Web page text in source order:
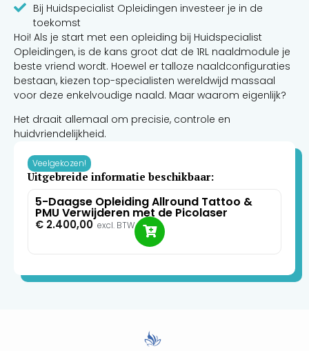
Bij Huidspecialist Opleidingen investeer je in de
toekomst
Hoi! Als je start met een opleiding bij Huidspecialist
Opleidingen, is de kans groot dat de 1RL naaldmodule je
beste vriend wordt. Hoewel er talloze naaldconfiguraties
bestaan, kiezen top-specialisten wereldwijd massaal
voor deze enkelvoudige naald. Maar waarom eigenlijk?
Het draait allemaal om precisie, controle en
huidvriendelijkheid.
Uitgebreide informatie beschikbaar:
Veelgekozen!
5-Daagse Opleiding Allround Tattoo &
PMU Verwijderen met de Picolaser
€ 2.400,00 excl. BTW